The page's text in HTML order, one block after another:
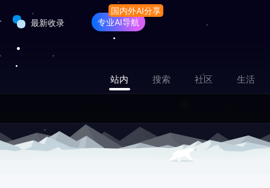
最新收录 专业AI导航
站内 搜索 社区 生活